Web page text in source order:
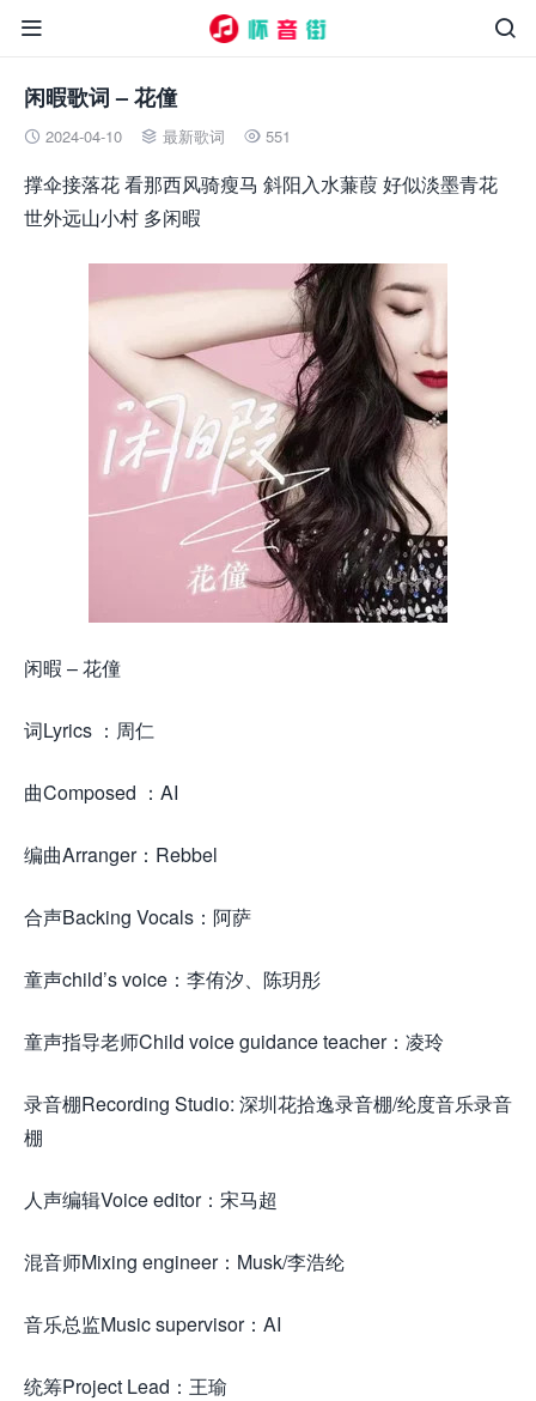


闲暇歌词 – 花僮
 2024-04-10  最新歌词  551
撑伞接落花 看那西风骑瘦马 斜阳入水蒹葭 好似淡墨青花
世外远山小村 多闲暇
闲暇 – 花僮
词Lyrics ：周仁
曲Composed ：AI
编曲Arranger：Rebbel
合声Backing Vocals：阿萨
童声child’s voice：李侑汐、陈玥彤
童声指导老师Child voice guidance teacher：凌玲
录音棚Recording Studio: 深圳花拾逸录音棚/纶度音乐录音
棚
人声编辑Voice editor：宋马超
混音师Mixing engineer：Musk/李浩纶
音乐总监Music supervisor：AI
统筹Project Lead：王瑜